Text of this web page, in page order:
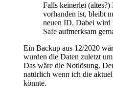
Falls keinerlei
vorhanden ist, bleibt
neuen ID. Dabei wird
Safe aufmerksam
Ein Backup aus 12/2020
wurden die Daten zuletzt
Das wäre die Notlösung.
natürlich wenn ich die
könnte.